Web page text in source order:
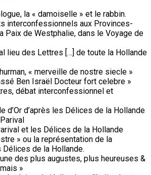
la « damoiselle » et le rabbin.
interconfessionnels aux Provinces-
Paix de Westphalie, dans le Voyage de
lieu des Lettres […] de toute la Hollande
« merveille de nostre siecle »
Ben Israël Docteur fort celebre »
débat interconfessionnel et
d’Or d’après les Délices de la Hollande
et les Délices de la Hollande
» ou la représentation de la
de la Hollande.
des plus augustes, plus heureuses &
»